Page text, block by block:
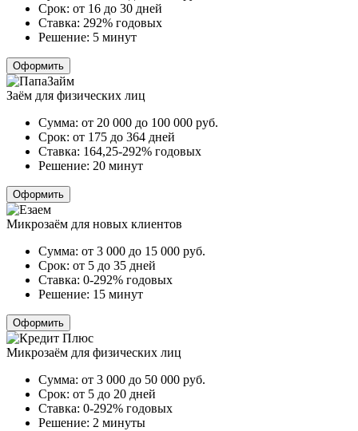
Срок: от 16 до 30 дней
Ставка: 292% годовых
Решение: 5 минут
Оформить
Заём для физических лиц
Сумма: от 20 000 до 100 000 руб.
Срок: от 175 до 364 дней
Ставка: 164,25-292% годовых
Решение: 20 минут
Оформить
Микрозаём для новых клиентов
Сумма: от 3 000 до 15 000 руб.
Срок: от 5 до 35 дней
Ставка: 0-292% годовых
Решение: 15 минут
Оформить
Микрозаём для физических лиц
Сумма: от 3 000 до 50 000 руб.
Срок: от 5 до 20 дней
Ставка: 0-292% годовых
Решение: 2 минуты